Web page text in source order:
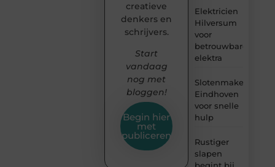
Elektricien
Hilversum
voor
betrouwbare
elektra
Slotenmaker
Eindhoven
voor snelle
hulp
Rustiger
slapen
creatieve
denkers en
schrijvers.
Start
vandaag
nog met
bloggen!
Begin hier
met
publiceren